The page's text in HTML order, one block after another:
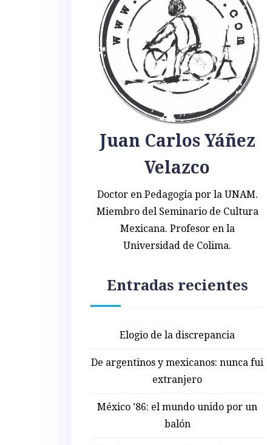
Juan Carlos Yáñez
Velazco
Doctor en Pedagogía por la UNAM.
Miembro del Seminario de Cultura
Mexicana. Profesor en la
Universidad de Colima.
Entradas recientes
Elogio de la discrepancia
De argentinos y mexicanos: nunca fui
extranjero
México ’86: el mundo unido por un
balón